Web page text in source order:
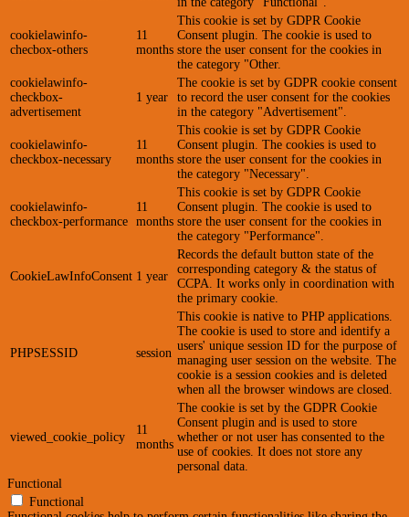
cookielawinfo-
checbox-others
11
months
This cookie is set by GDPR Cookie
Consent plugin. The cookie is used to
store the user consent for the cookies in
the category "Other.
cookielawinfo-
checkbox-
advertisement
1 year
The cookie is set by GDPR cookie consent
to record the user consent for the cookies
in the category "Advertisement".
cookielawinfo-
checkbox-necessary
11
months
This cookie is set by GDPR Cookie
Consent plugin. The cookies is used to
store the user consent for the cookies in
the category "Necessary".
cookielawinfo-
checkbox-performance
11
months
This cookie is set by GDPR Cookie
Consent plugin. The cookie is used to
store the user consent for the cookies in
the category "Performance".
CookieLawInfoConsent 1 year
Records the default button state of the
corresponding category & the status of
CCPA. It works only in coordination with
the primary cookie.
PHPSESSID session
This cookie is native to PHP applications.
The cookie is used to store and identify a
users' unique session ID for the purpose of
managing user session on the website. The
cookie is a session cookies and is deleted
when all the browser windows are closed.
viewed_cookie_policy
11
months
The cookie is set by the GDPR Cookie
Consent plugin and is used to store
whether or not user has consented to the
use of cookies. It does not store any
personal data.
Functional
Functional